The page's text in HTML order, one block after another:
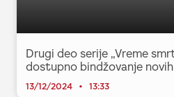
Drugi deo serije „Vreme
dostupno bindžovanje
13/12/2024 13:33